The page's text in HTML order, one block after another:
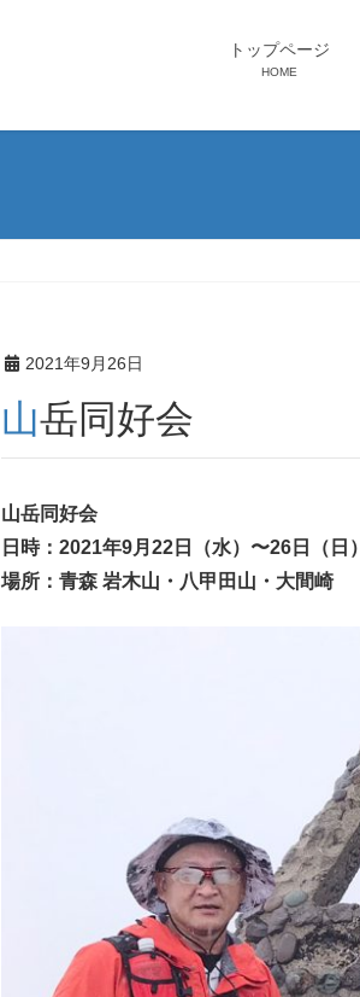
トップページ
HOME
2021年9月26日
山岳同好会
山岳同好会
日時：2021年9月22日（水）〜26日（日）
場所：青森 岩木山・八甲田山・大間崎